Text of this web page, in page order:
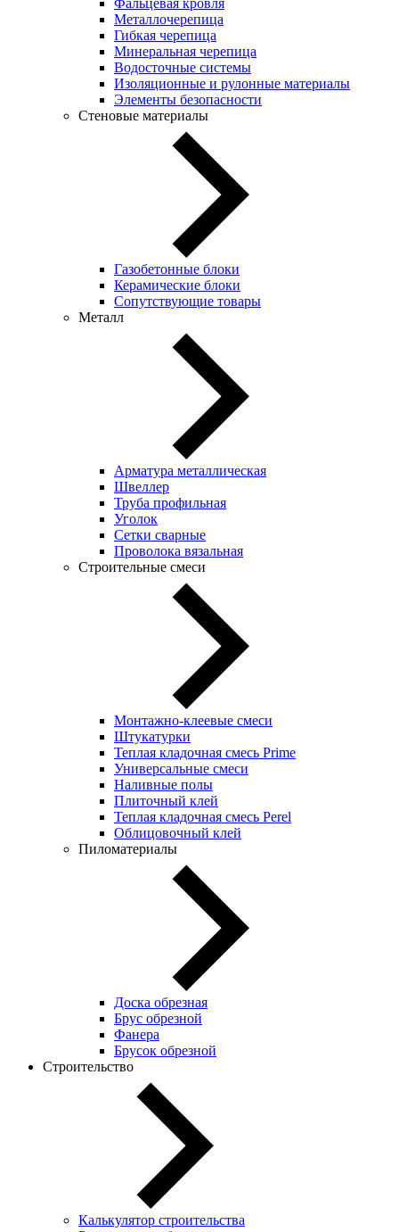
Металлочерепица
Гибкая черепица
Минеральная черепица
Водосточные системы
Изоляционные и рулонные материалы
Элементы безопасности
Стеновые материалы
Газобетонные блоки
Керамические блоки
Сопутствующие товары
Металл
Арматура металлическая
Швеллер
Труба профильная
Уголок
Сетки сварные
Проволока вязальная
Строительные смеси
Монтажно-клеевые смеси
Штукатурки
Теплая кладочная смесь Prime
Универсальные смеси
Наливные полы
Плиточный клей
Теплая кладочная смесь Perel
Облицовочный клей
Пиломатериалы
Доска обрезная
Брус обрезной
Фанера
Брусок обрезной
Строительство
Калькулятор строительства